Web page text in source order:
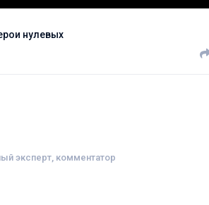
нулевых
эксперт, комментатор